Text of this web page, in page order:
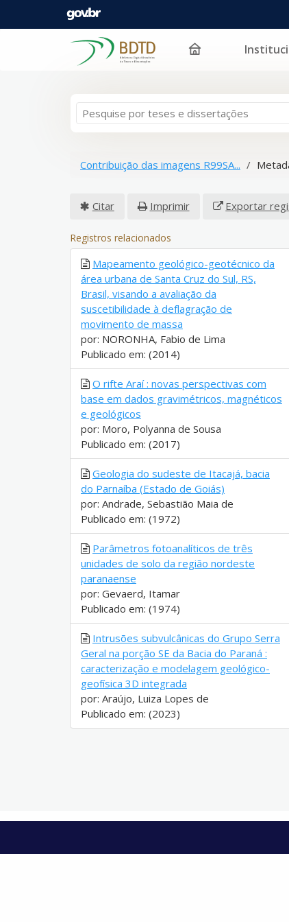
Pular para o conteúdo
Contribuição das imagens R99SA...
Citar Imprimir Exportar
Registros relacionados
Mapeamento geológico-geotécnico da
área urbana de Santa Cruz do Sul, RS,
Brasil, visando a avaliação da
suscetibilidade à deflagração de
movimento de massa
por: NORONHA, Fabio de Lima
Publicado em: (2014)
O rifte Araí : novas perspectivas com
base em dados gravimétricos, magnéticos
e geológicos
por: Moro, Polyanna de Sousa
Publicado em: (2017)
Geologia do sudeste de Itacajá, bacia
do Parnaíba (Estado de Goiás)
por: Andrade, Sebastião Maia de
Publicado em: (1972)
Parâmetros fotoanalíticos de três
unidades de solo da região nordeste
paranaense
por: Gevaerd, Itamar
Publicado em: (1974)
Intrusões subvulcânicas do Grupo Serra
Geral na porção SE da Bacia do Paraná :
caracterização e modelagem geológico-
geofísica 3D integrada
por: Araújo, Luiza Lopes de
Publicado em: (2023)